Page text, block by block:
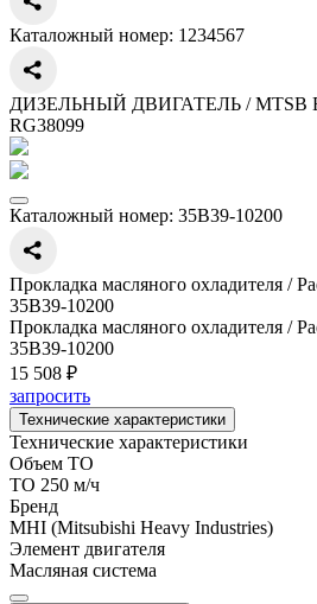
Каталожный номер: 1234567
ДИЗЕЛЬНЫЙ ДВИГАТЕЛЬ / MTSB
RG38099
Каталожный номер: 35B39-10200
Прокладка масляного охладителя /
35B39-10200
Прокладка масляного охладителя /
35B39-10200
15 508 ₽
запросить
Технические характеристики
Технические характеристики
Объем ТО
ТО 250 м/ч
Бренд
MHI (Mitsubishi Heavy Industries)
Элемент двигателя
Масляная система